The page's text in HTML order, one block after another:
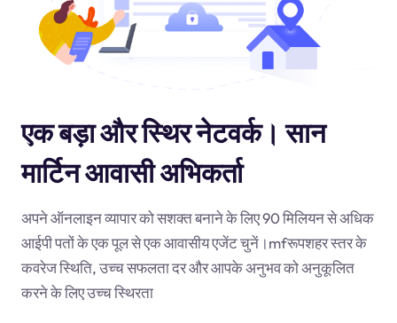
एक बड़ा और स्थिर नेटवर्क। सान
मार्टिन आवासी अभिकर्ता
अपने ऑनलाइन व्यापार को सशक्त बनाने के लिए 90 मिलियन से अधिक
आईपी पतों के एक पूल से एक आवासीय एजेंट चुनें।mfरूपशहर स्तर के
कवरेज स्थिति, उच्च सफलता दर और आपके अनुभव को अनुकूलित
करने के लिए उच्च स्थिरता